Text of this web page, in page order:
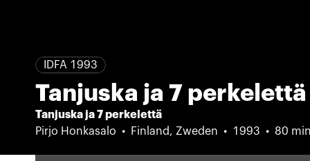
IDFA 1993
Tanjuska ja 7 perkelettä
Tanjuska ja 7 perkelettä
Pirjo Honkasalo
Finland, Zweden 1993 80